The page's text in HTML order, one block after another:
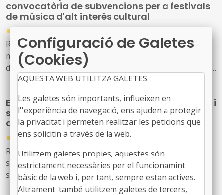
BDNS 906514)
convocatòria de subvencions per a festivals
de música d'alt interès cultural
●
Resolució CLT/2702/2026, de 24 de juliol, per la qual es
modifica la dotació de la convocatòria per a la concessió
de subvencions, en règim de concurrència competitiva, a
festivals de música d'alt interès cultural (ref. BDNS
El Govern de l’Estat aprova mesures laborals i
socials urgents per protegir les persones
afectades pels incendis forestals
●
30/07/2026
Reial decret llei 20/2026, de 29 de juliol, pel qual
s’estableixen mesures urgents de protecció laboral i
social davant els incendis forestals.
Configuració de Galetes
(Cookies)
AQUESTA WEB UTILITZA GALETES
Les galetes són importants, influeixen en
l''experiència de navegació, ens ajuden a protegir
la privacitat i permeten realitzar les peticions que
ens solicitin a través de la web.
Utilitzem galetes propies, aquestes són
estrictament necessàries per el funcionamint
bàsic de la web i, per tant, sempre estan actives.
Altrament, també utilitzem galetes de tercers,